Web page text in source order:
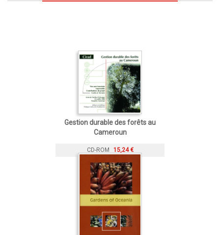
Gestion durable des forêts au
Cameroun
CD-ROM 15,24 €